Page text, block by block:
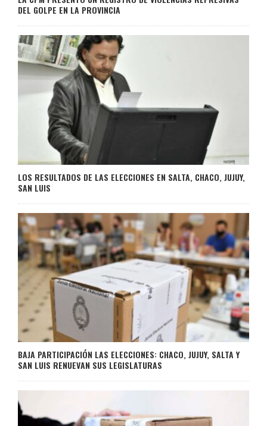
DEL GOLPE EN LA PROVINCIA
LOS RESULTADOS DE LAS ELECCIONES EN SALTA, CHACO, JUJUY,
SAN LUIS
BAJA PARTICIPACIÓN LAS ELECCIONES: CHACO, JUJUY, SALTA Y
SAN LUIS RENUEVAN SUS LEGISLATURAS